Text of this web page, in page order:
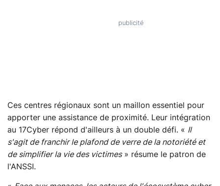
Ces centres régionaux sont un maillon essentiel pour
apporter une assistance de proximité. Leur intégration
au 17Cyber répond d'ailleurs à un double défi. « Il
s'agit de franchir le plafond de verre de la notoriété et
de simplifier la vie des victimes» résume le patron de
l'ANSSI.